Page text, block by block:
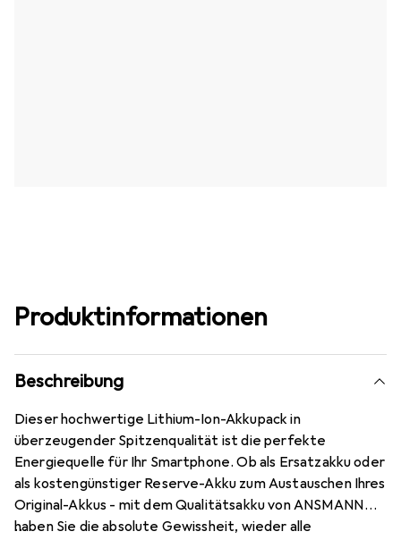
Produktinformationen
Beschreibung
Dieser hochwertige Lithium-Ion-Akkupack in
überzeugender Spitzenqualität ist die perfekte
Energiequelle für Ihr Smartphone. Ob als Ersatzakku oder
als kostengünstiger Reserve-Akku zum Austauschen Ihres
Original-Akkus - mit dem Qualitätsakku von ANSMANN
haben Sie die absolute Gewissheit, wieder alle